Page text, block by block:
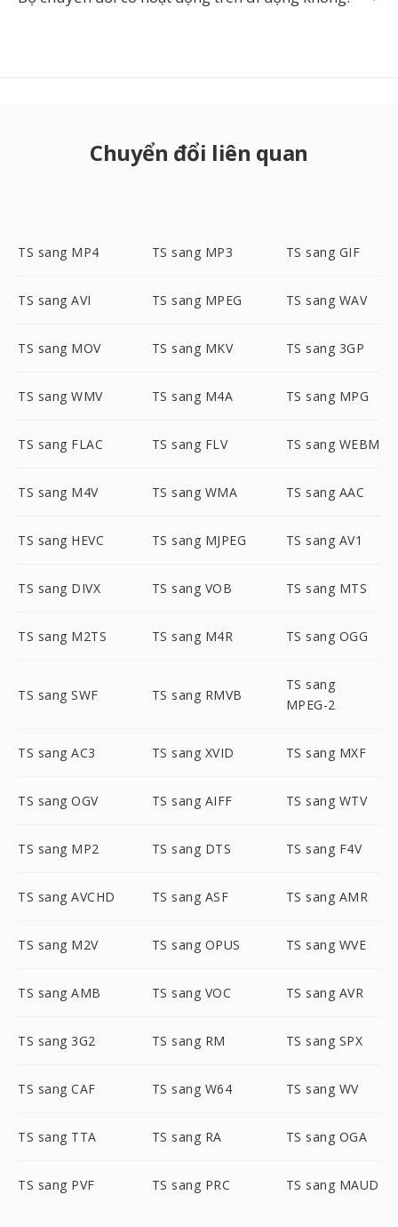
Chuyển đổi liên quan
TS sang MP4 TS sang MP3 TS sang GIF
TS sang AVI TS sang MPEG TS sang WAV
TS sang MOV TS sang MKV TS sang 3GP
TS sang WMV TS sang M4A TS sang MPG
TS sang FLAC TS sang FLV TS sang WEBM
TS sang M4V TS sang WMA TS sang AAC
TS sang HEVC TS sang MJPEG TS sang AV1
TS sang DIVX TS sang VOB TS sang MTS
TS sang M2TS TS sang M4R TS sang OGG
TS sang SWF TS sang RMVB
TS sang
MPEG-2
TS sang AC3 TS sang XVID TS sang MXF
TS sang OGV TS sang AIFF TS sang WTV
TS sang MP2 TS sang DTS TS sang F4V
TS sang AVCHD TS sang ASF TS sang AMR
TS sang M2V TS sang OPUS TS sang WVE
TS sang AMB TS sang VOC TS sang AVR
TS sang 3G2 TS sang RM TS sang SPX
TS sang CAF TS sang W64 TS sang WV
TS sang TTA TS sang RA TS sang OGA
TS sang PVF TS sang PRC TS sang MAUD